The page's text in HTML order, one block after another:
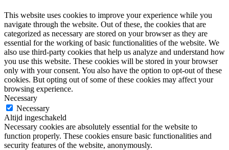
This website uses cookies to improve your experience while you
navigate through the website. Out of these, the cookies that are
categorized as necessary are stored on your browser as they are
essential for the working of basic functionalities of the website. We
also use third-party cookies that help us analyze and understand how
you use this website. These cookies will be stored in your browser
only with your consent. You also have the option to opt-out of these
cookies. But opting out of some of these cookies may affect your
browsing experience.
Necessary
Necessary
Altijd ingeschakeld
Necessary cookies are absolutely essential for the website to
function properly. These cookies ensure basic functionalities and
security features of the website, anonymously.